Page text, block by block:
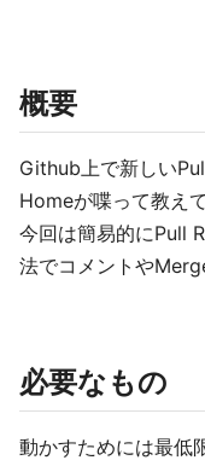
概要
Github上で新しい
Homeが喋って教え
今回は簡易的にPull
法でコメントや
必要なもの
動かすためには最低